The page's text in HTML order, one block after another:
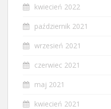
kwiecień 2022
październik 2021
wrzesień 2021
czerwiec 2021
maj 2021
kwiecień 2021